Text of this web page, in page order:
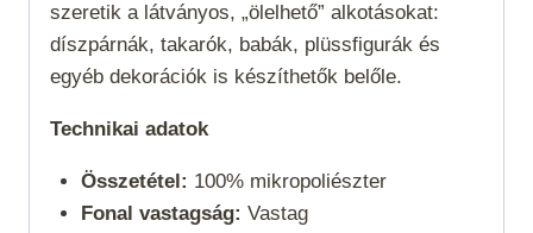
szeretik a látványos, „ölelhető” alkotásokat:
díszpárnák, takarók, babák, plüssfigurák és
egyéb dekorációk is készíthetők belőle.
Technikai adatok
Összetétel: 100% mikropoliészter
Fonal vastagság: Vastag